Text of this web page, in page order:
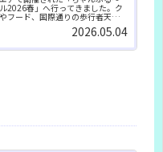
2026春」へ行ってきました。ク
フード、国際通りの歩行者天
ン車など写真多めで午後の様子
2026.05.04